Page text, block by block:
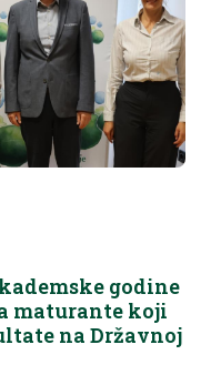
godine
maturante koji
na Državnoj